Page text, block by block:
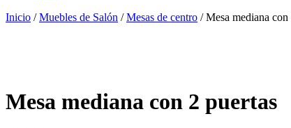
Inicio /Muebles de Salón /Mesas de centro / Mesa mediana con
Mesa mediana con 2 puertas